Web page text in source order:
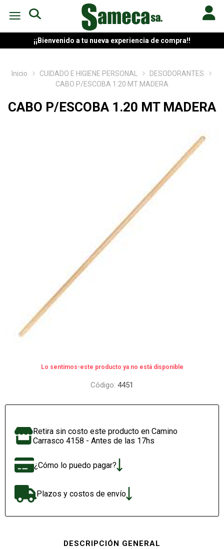
¡¡Bienvenido a tu nueva experiencia de compra!!
Inicio CUIDADO E HIGIENE PERSONAL
DESODORANTES
CABO P/ESCOBA 1.20 MT MADERA
CABO P/ESCOBA 1.20 MT MADERA
Lo sentimos-este producto ya no está disponible
Código: 4451
Retira sin costo este producto en Camino
Carrasco 4158 - Antes de las 17hs
¿Cómo lo puedo pagar?
Plazos y costos de envío
DESCRIPCIÓN GENERAL